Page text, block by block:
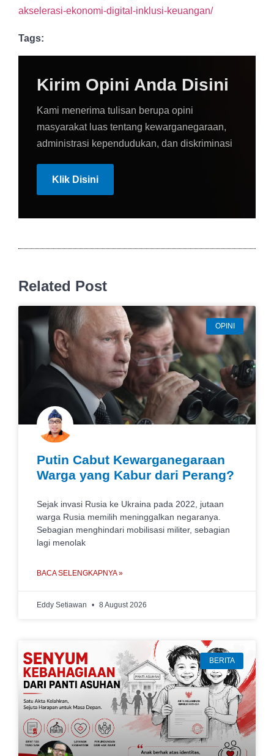
akselerasi-ekonomi-digital-inklusi-keuangan/
Tags:
Kirim Opini Anda Disini
Kami menerima tulisan berupa opini
masyarakat luas tentang kewarganegaraan,
administrasi kependudukan, dan diskriminasi
Klik Disini
Related Post
OPINI
Putin Cabut Kewarganegaraan
Warga yang Kabur dari Perang?
Sejak invasi Rusia ke Ukraina pada 2022, jutaan
warga Rusia memilih meninggalkan negaranya.
Sebagian menghindari mobilisasi militer, sebagian
lagi menolak
BACA SELENGKAPNYA »
Eddy Setiawan 8 August 2026
BERITA